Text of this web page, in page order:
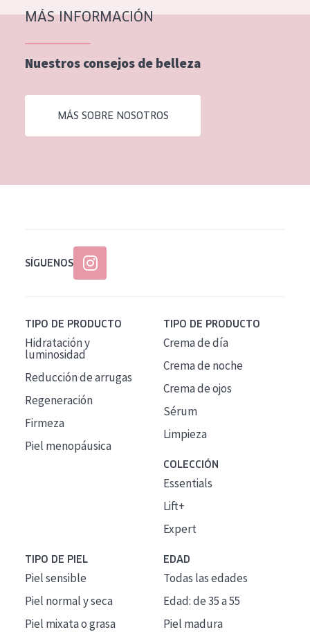
MÁS INFORMACIÓN
Nuestros consejos de belleza
MÁS SOBRE NOSOTROS
SÍGUENOS
TIPO DE PRODUCTO
Hidratación y
luminosidad
Reducción de arrugas
Regeneración
Firmeza
Piel menopáusica
TIPO DE PRODUCTO
Crema de día
Crema de noche
Crema de ojos
Sérum
Limpieza
COLECCIÓN
Essentials
Lift+
Expert
TIPO DE PIEL
Piel sensible
Piel normal y seca
Piel mixata o grasa
EDAD
Todas las edades
Edad: de 35 a 55
Piel madura